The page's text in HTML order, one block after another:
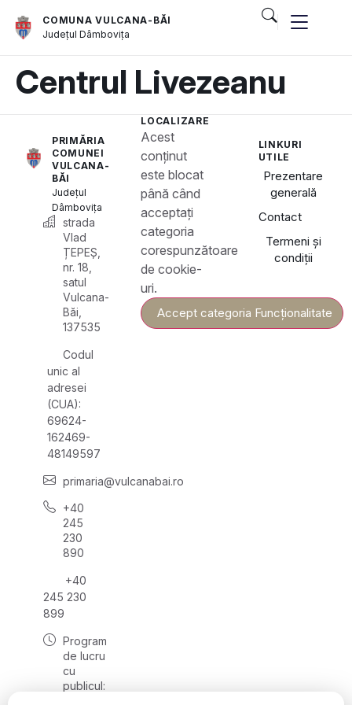
COMUNA VULCANA-BĂI
JudețulDâmbovița
Centrul Livezeanu
PRIMĂRIA
COMUNEI
VULCANA-
BĂI
Județul
Dâmbovița
strada
Vlad
ȚEPEȘ,
nr. 18,
satul
Vulcana-
Băi,
137535
Codul
unic al
adresei
(CUA):
69624-
162469-
48149597
primaria@vulcanabai.ro
+40
245
230
890
+40
245 230
899
Program
de lucru
cu
publicul:
LOCALIZARE
Acest
conținut
este blocat
până când
acceptați
categoria
corespunzătoare
de cookie-
uri.
Accept categoria Funcționalitate
LINKURI
UTILE
Prezentare
generală
Contact
Termeni și
condiții